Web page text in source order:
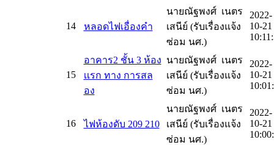
14 หลอดไฟเอื่องคำ
นายณัฐพงศ์ เนตร
เสนีย์ (รับเรื่องแจ้ง
ซ่อม นศ.)
2022-
10-21
15
อาคาร2 ชั้น 3 ห้อง
เเรก ทาง การสล
อง
นายณัฐพงศ์ เนตร
เสนีย์ (รับเรื่องแจ้ง
ซ่อม นศ.)
2022-
10-21
16 ไฟห้องดับ 209 210
นายณัฐพงศ์ เนตร
เสนีย์ (รับเรื่องแจ้ง
ซ่อม นศ.)
2022-
10-21